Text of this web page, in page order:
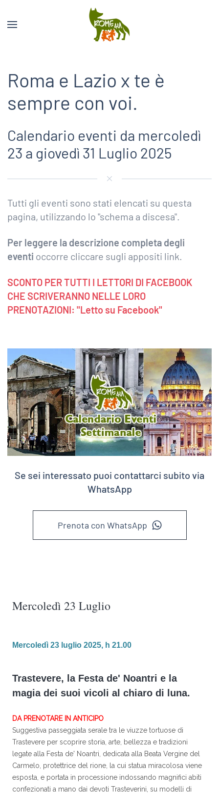
Roma e Lazio x te è
sempre con voi.
Calendario eventi da mercoledì
23 a giovedì 31 Luglio 2025
Tutti gli eventi sono stati elencati su questa
pagina, utilizzando lo "schema a discesa".
Per leggere la descrizione completa degli
eventi occorre cliccare sugli appositi link.
SCONTO PER TUTTI I LETTORI DI FACEBOOK
CHE SCRIVERANNO NELLE LORO
PRENOTAZIONI: "Letto su Facebook"
Se sei interessato puoi contattarci subito via
WhatsApp
Prenota con WhatsApp
Mercoledì 23 Luglio
Mercoledì 23 luglio 2025, h 21.00
Trastevere, la Festa de' Noantri e la
magia dei suoi vicoli al chiaro di luna.
DA PRENOTARE IN ANTICIPO
Suggestiva passeggiata serale tra le viuzze tortuose di
Trastevere per scoprire storia, arte, bellezza e tradizioni
legate alla Festa de' Noantri, dedicata alla Beata Vergine del
Carmelo, protettrice del rione, la cui statua miracolosa viene
esposta, e portata in processione indossando magnifici abiti
confezionati a mano dai devoti Trasteverini, su modelli di